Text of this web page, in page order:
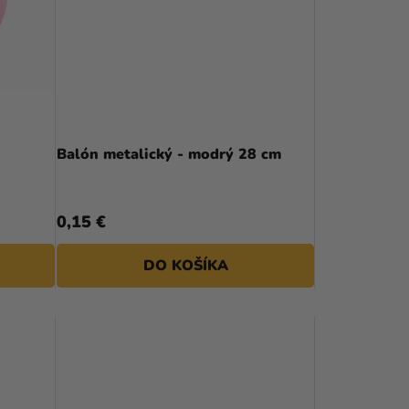
D
K
T
O
Balón metalický - modrý 28 cm
0,15 €
DO KOŠÍKA